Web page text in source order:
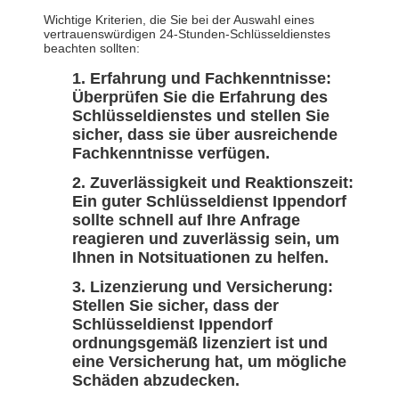
Wichtige Kriterien, die Sie bei der Auswahl eines
vertrauenswürdigen 24-Stunden-Schlüsseldienstes
beachten sollten:
Erfahrung und Fachkenntnisse:
Überprüfen Sie die Erfahrung des
Schlüsseldienstes und stellen Sie
sicher, dass sie über ausreichende
Fachkenntnisse verfügen.
Zuverlässigkeit und Reaktionszeit:
Ein guter Schlüsseldienst Ippendorf
sollte schnell auf Ihre Anfrage
reagieren und zuverlässig sein, um
Ihnen in Notsituationen zu helfen.
Lizenzierung und Versicherung:
Stellen Sie sicher, dass der
Schlüsseldienst Ippendorf
ordnungsgemäß lizenziert ist und
eine Versicherung hat, um mögliche
Schäden abzudecken.